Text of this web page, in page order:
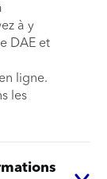
à y
DAE et
ligne.
les